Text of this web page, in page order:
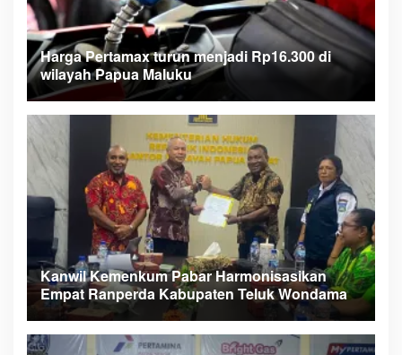
Harga Pertamax turun menjadi Rp16.300 di
wilayah Papua Maluku
Kanwil Kemenkum Pabar Harmonisasikan
Empat Ranperda Kabupaten Teluk Wondama